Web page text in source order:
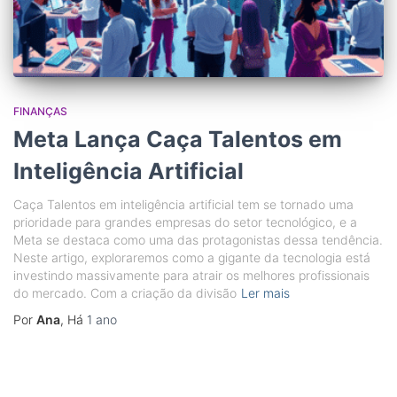
FINANÇAS
Meta Lança Caça Talentos em
Inteligência Artificial
Caça Talentos em inteligência artificial tem se tornado uma
prioridade para grandes empresas do setor tecnológico, e a
Meta se destaca como uma das protagonistas dessa tendência.
Neste artigo, exploraremos como a gigante da tecnologia está
investindo massivamente para atrair os melhores profissionais
do mercado. Com a criação da divisão Ler mais
Por Ana, Há 1 ano